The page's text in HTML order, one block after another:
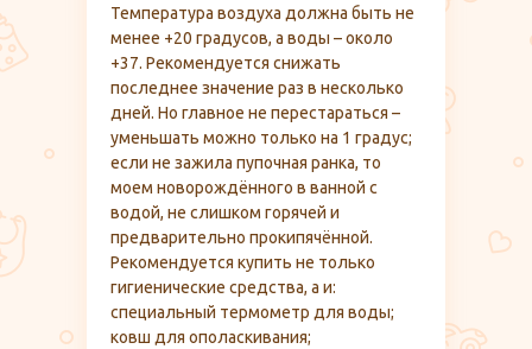
Температура воздуха должна быть не
менее +20 градусов, а воды – около
+37. Рекомендуется снижать
последнее значение раз в несколько
дней. Но главное не перестараться –
уменьшать можно только на 1 градус;
если не зажила пупочная ранка, то
моем новорождённого в ванной с
водой, не слишком горячей и
предварительно прокипячённой.
Рекомендуется купить не только
гигиенические средства, а и:
специальный термометр для воды;
ковш для ополаскивания;